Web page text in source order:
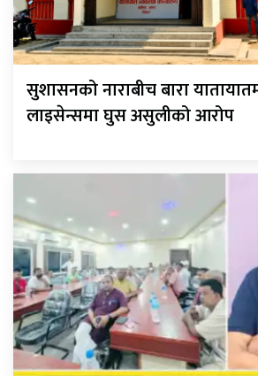
सुशासनको नाराबीच बारा
लाइसेन्समा घुस असुलीको आरोप